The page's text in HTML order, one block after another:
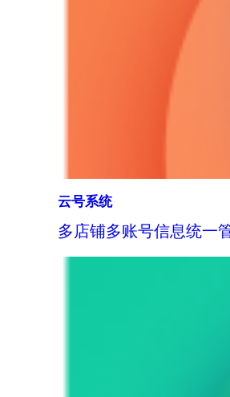
云号系统
多店铺多账号信息统一